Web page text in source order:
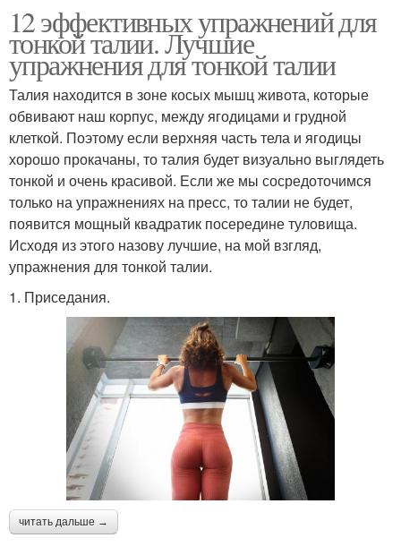
12 эффективных упражнений для
тонкой талии. Лучшие
упражнения для тонкой талии
Талия находится в зоне косых мышц живота, которые
обвивают наш корпус, между ягодицами и грудной
клеткой. Поэтому если верхняя часть тела и ягодицы
хорошо прокачаны, то талия будет визуально выглядеть
тонкой и очень красивой. Если же мы сосредоточимся
только на упражнениях на пресс, то талии не будет,
появится мощный квадратик посередине туловища.
Исходя из этого назову лучшие, на мой взгляд,
упражнения для тонкой талии.
1. Приседания.
читать дальше →